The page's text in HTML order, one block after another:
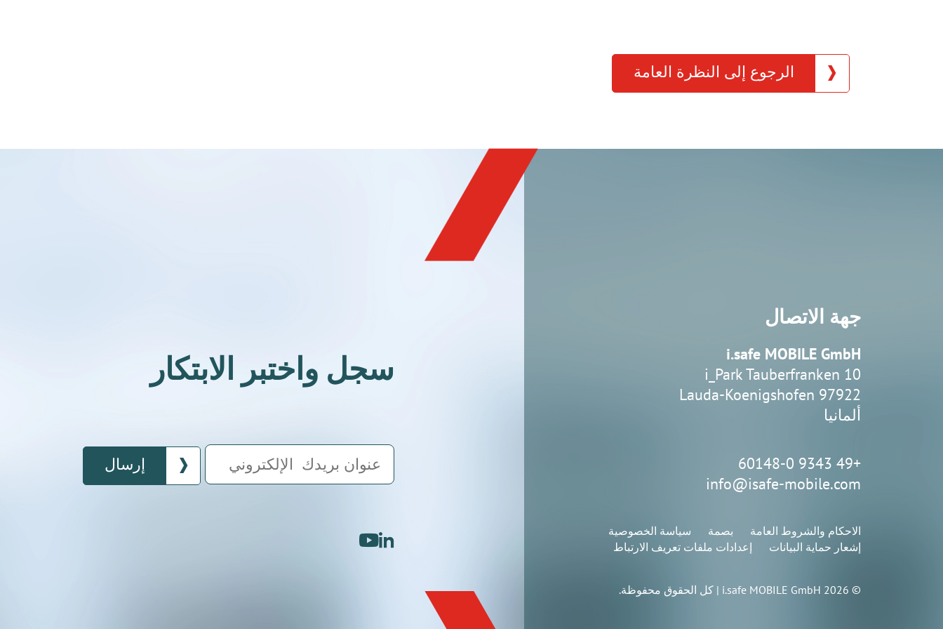
الرجوع إلى النظرة العامة
جهة الاتصال
i.safe MOBILE GmbH
i_Park Tauberfranken 10
97922 Lauda-Koenigshofen
ألمانيا
+49 9343 60148-0
info@isafe-mobile.com
الاحكام والشروط العامة بصمة
سياسة الخصوصية
إشعار حماية البيانات
إعدادات ملفات تعريف الارتباط
© 2026 i.safe MOBILE GmbH | كل الحقوق محفوظة.
سجل واختبر الابتكار
إرسال
linkedin
youtube